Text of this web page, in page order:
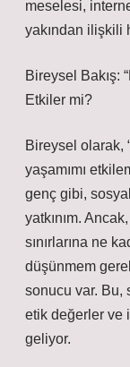
meselesi,
yakından ilişkili
Bireysel Bakış:
Etkiler mi?
Bireysel olarak,
yaşamımı
genç gibi,
yatkınım.
sınırlarına ne
düşünmem
sonucu var. Bu,
etik değerler ve
geliyor.